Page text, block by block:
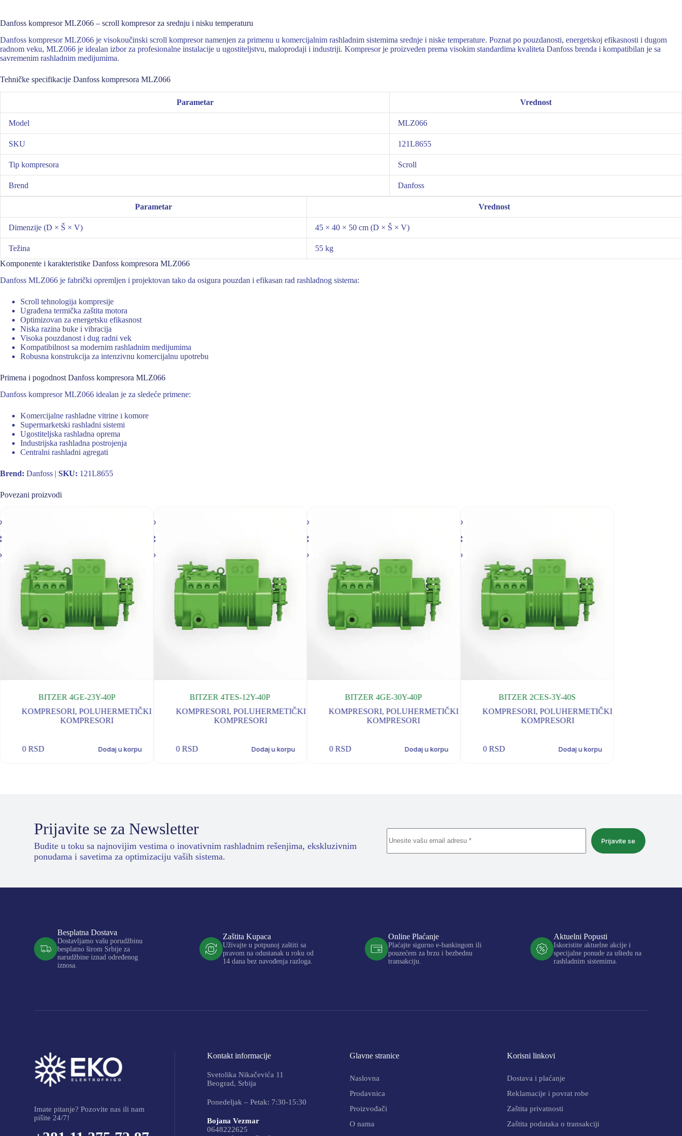
Danfoss kompresor MLZ066 – scroll kompresor za srednju i nisku temperaturu
Danfoss kompresor MLZ066 je visokoučinski scroll kompresor namenjen za primenu u komercijalnim rashladnim sistemima srednje i niske temperature. Poznat po pouzdanosti, energetskoj efikasnosti i dugom
radnom veku, MLZ066 je idealan izbor za profesionalne instalacije u ugostiteljstvu, maloprodaji i industriji. Kompresor je proizveden prema visokim standardima kvaliteta Danfoss brenda i kompatibilan je sa
savremenim rashladnim medijumima.
Tehničke specifikacije Danfoss kompresora MLZ066
Parametar Vrednost
Model MLZ066
SKU 121L8655
Tip kompresora Scroll
Brend Danfoss
Parametar Vrednost
Dimenzije (D × Š × V) 45 × 40 × 50 cm (D × Š × V)
Težina
55 kg
Komponente i karakteristike Danfoss kompresora MLZ066
Danfoss MLZ066 je fabrički opremljen i projektovan tako da osigura pouzdan i efikasan rad rashladnog sistema:
Scroll tehnologija kompresije
Ugrađena termička zaštita motora
Optimizovan za energetsku efikasnost
Niska razina buke i vibracija
Visoka pouzdanost i dug radni vek
Kompatibilnost sa modernim rashladnim medijumima
Robusna konstrukcija za intenzivnu komercijalnu upotrebu
Primena i pogodnost Danfoss kompresora MLZ066
Danfoss kompresor MLZ066 idealan je za sledeće primene:
Komercijalne rashladne vitrine i komore
Supermarketski rashladni sistemi
Ugostiteljska rashladna oprema
Industrijska rashladna postrojenja
Centralni rashladni agregati
Brend: Danfoss | SKU: 121L8655
Povezani proizvodi
BITZER 4GE-23Y-40P
KOMPRESORI,POLUHERMETIČKI
KOMPRESORI
0RSD Dodaj u korpu
BITZER 4TES-12Y-40P
KOMPRESORI, POLUHERMETIČKI
KOMPRESORI
0 RSD Dodaj u korpu
BITZER 4GE-30Y-40P
KOMPRESORI, POLUHERMETIČKI
KOMPRESORI
0 RSD Dodaj u korpu
BITZER 2CES-3Y-40S
KOMPRESORI, POLUHERMETIČKI
KOMPRESORI
0 RSD Dodaj u korpu
Prijavite se za Newsletter
Budite u toku sa najnovijim vestima o inovativnim rashladnim rešenjima, ekskluzivnim
ponudama i savetima za optimizaciju vaših sistema.
Prijavite se
Besplatna Dostava
Dostavljamo vašu porudžbinu
besplatno širom Srbije za
narudžbine iznad određenog
iznosa.
Zaštita Kupaca
Uživajte u potpunoj zaštiti sa
pravom na odustanak u roku od
14 dana bez navođenja razloga.
Online Plaćanje
Plaćajte sigurno e-bankingom ili
pouzećem za brzu i bezbednu
transakciju.
Aktuelni Popusti
Iskoristite aktuelne akcije i
specijalne ponude za uštedu na
rashladnim sistemima.
Imate pitanje? Pozovite nas ili nam
pišite 24/7!
Kontakt informacije
Svetolika Nikačevića 11
Beograd, Srbija
Ponedeljak – Petak: 7:30-15:30
Bojana Vezmar
0648222625
Glavne stranice
Naslovna
Prodavnica
Proizvođači
O nama
Korisni linkovi
Dostava i plaćanje
Reklamacije i povrat robe
Zaštita privatnosti
Zaštita podataka o transakciji